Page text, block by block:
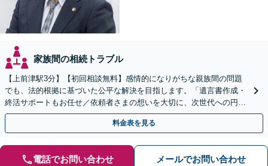
家族間の相続トラブル
【上前津駅3分】【初回相談無料】感情的になりがちな親族間の問題
でも、法的根拠に基づいた公平な解決を目指します。「遺言書作成・
終活サポートもお任せ／依頼者さまの想いを大切に、次世代への円滑
な財産承継をお手伝いします」【休日・夜間相談可】
料金表を見る
電話でお問い合わせ メールでお問い合わせ